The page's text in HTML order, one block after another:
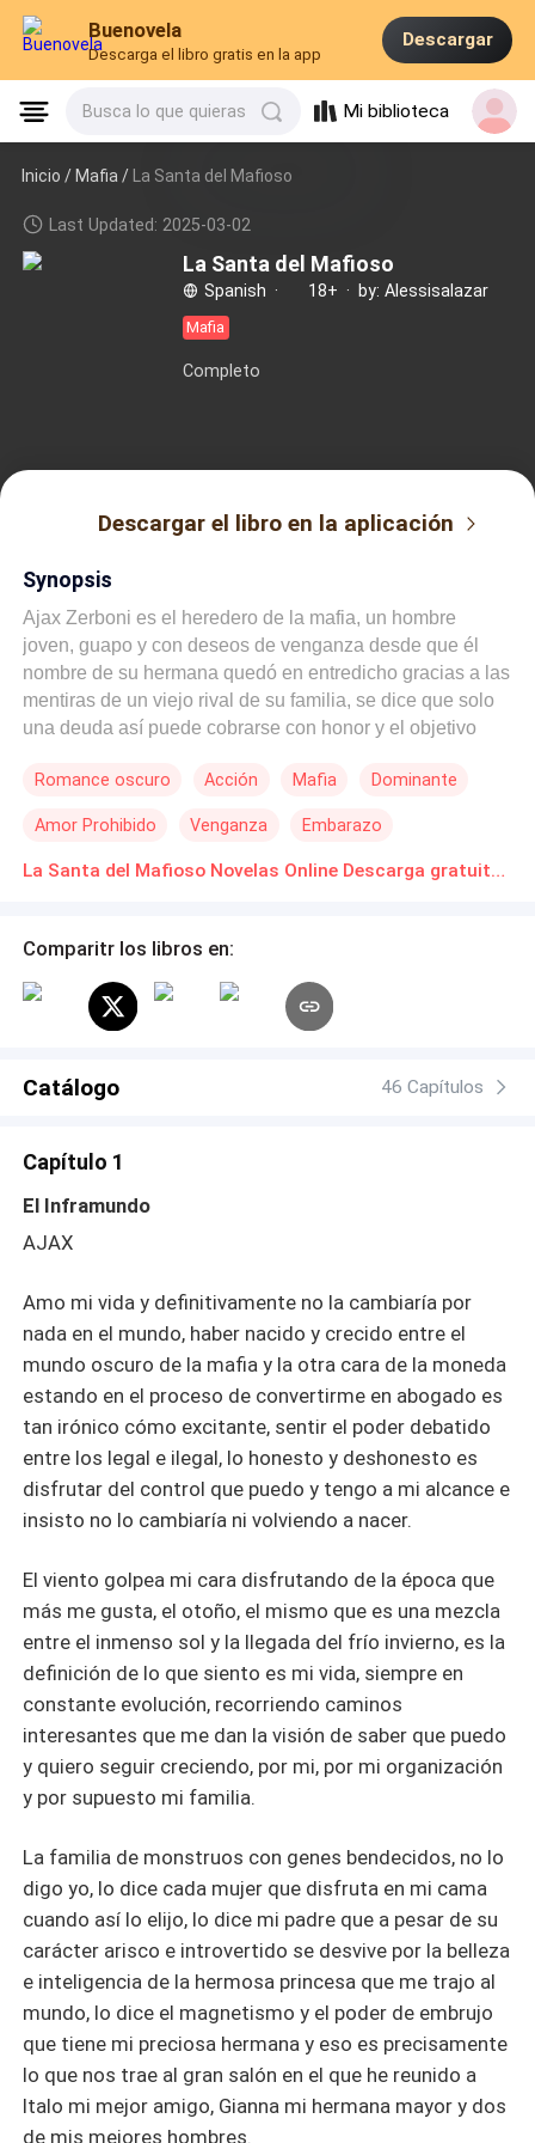
Buenovela
Descarga el libro gratis en la app
Descargar
Busca lo que quieras Mi biblioteca
Inicio /Mafia / La Santa del Mafioso
Last Updated: 2025-03-02
La Santa del Mafioso
Spanish · 18+ · by: Alessisalazar
Mafia
Completo
Descargar el libro en la aplicación
Synopsis
Ajax Zerboni es el heredero de la mafia, un hombre
joven, guapo y con deseos de venganza desde que él
nombre de su hermana quedó en entredicho gracias a las
mentiras de un viejo rival de su familia, se dice que solo
una deuda así puede cobrarse con honor y el objetivo
es una joven novicia que vive entregada a la religión más
impide cumplir con los deseos de su madre, deseos que
amenazan caer cuando Ajax enfoque su atención y
dominante y posesivo que es capaz de desatar por
venganza?
Romance oscuro Acción Mafia Dominante
Amor Prohibido Venganza Embarazo
La Santa del Mafioso Novelas Online Descarga gratuita de PDF
Comparitr los libros en:
Catálogo 46 Capítulos
Capítulo 1
El Inframundo
AJAX
Amo mi vida y definitivamente no la cambiaría por
nada en el mundo, haber nacido y crecido entre el
mundo oscuro de la mafia y la otra cara de la moneda
estando en el proceso de convertirme en abogado es
tan irónico cómo excitante, sentir el poder debatido
entre los legal e ilegal, lo honesto y deshonesto es
disfrutar del control que puedo y tengo a mi alcance e
insisto no lo cambiaría ni volviendo a nacer.
El viento golpea mi cara disfrutando de la época que
más me gusta, el otoño, el mismo que es una mezcla
entre el inmenso sol y la llegada del frío invierno, es la
definición de lo que siento es mi vida, siempre en
constante evolución, recorriendo caminos
interesantes que me dan la visión de saber que puedo
y quiero seguir creciendo, por mi, por mi organización
y por supuesto mi familia.
La familia de monstruos con genes bendecidos, no lo
digo yo, lo dice cada mujer que disfruta en mi cama
cuando así lo elijo, lo dice mi padre que a pesar de su
carácter arisco e introvertido se desvive por la belleza
e inteligencia de la hermosa princesa que me trajo al
mundo, lo dice el magnetismo y el poder de embrujo
que tiene mi preciosa hermana y eso es precisamente
lo que nos trae al gran salón en el que he reunido a
Italo mi mejor amigo, Gianna mi hermana mayor y dos
de mis mejores hombres.